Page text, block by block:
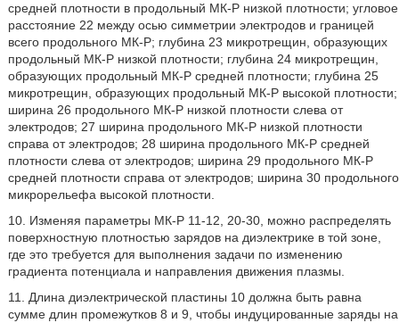
средней плотности в продольный МК-Р низкой плотности; угловое
расстояние 22 между осью симметрии электродов и границей
всего продольного МК-Р; глубина 23 микротрещин, образующих
продольный МК-Р низкой плотности; глубина 24 микротрещин,
образующих продольный МК-Р средней плотности; глубина 25
микротрещин, образующих продольный МК-Р высокой плотности;
ширина 26 продольного МК-Р низкой плотности слева от
электродов; 27 ширина продольного МК-Р низкой плотности
справа от электродов; 28 ширина продольного МК-Р средней
плотности слева от электродов; ширина 29 продольного МК-Р
средней плотности справа от электродов; ширина 30 продольного
микрорельефа высокой плотности.
10. Изменяя параметры МК-Р 11-12, 20-30, можно распределять
поверхностную плотностью зарядов на диэлектрике в той зоне,
где это требуется для выполнения задачи по изменению
градиента потенциала и направления движения плазмы.
11. Длина диэлектрической пластины 10 должна быть равна
сумме длин промежутков 8 и 9, чтобы индуцированные заряды на